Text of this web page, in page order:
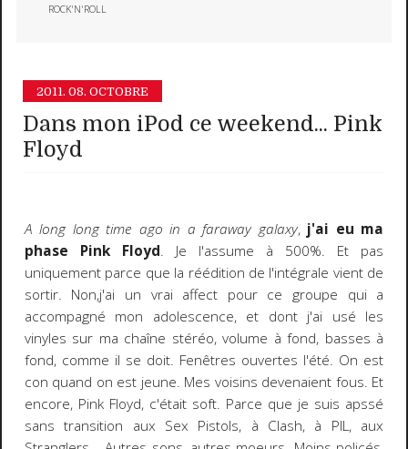
ROCK'N'ROLL
2011. 08. OCTOBRE
Dans mon iPod ce weekend... Pink
Floyd
A long long time ago in a faraway galaxy, j'ai eu ma
phase Pink Floyd. Je l'assume à 500%. Et pas
uniquement parce que la réédition de l'intégrale vient de
sortir. Non,j'ai un vrai affect pour ce groupe qui a
accompagné mon adolescence, et dont j'ai usé les
vinyles sur ma chaîne stéréo, volume à fond, basses à
fond, comme il se doit. Fenêtres ouvertes l'été. On est
con quand on est jeune. Mes voisins devenaient fous. Et
encore, Pink Floyd, c'était soft. Parce que je suis apssé
sans transition aux Sex Pistols, à Clash, à PIL, aux